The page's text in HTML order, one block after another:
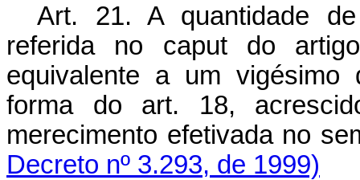
Art. 21. A quantidade
referida no caput do
equivalente a um
forma do art. 18,
merecimento efetivada no
Decreto nº 3.293, de 1999)